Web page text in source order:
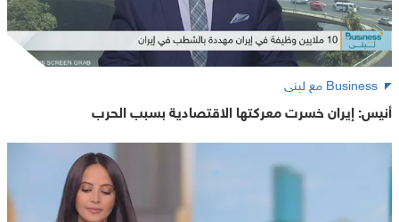
Business مع لبنى
أنيس: إيران خسرت معركتها الاقتصادية بسبب الحرب